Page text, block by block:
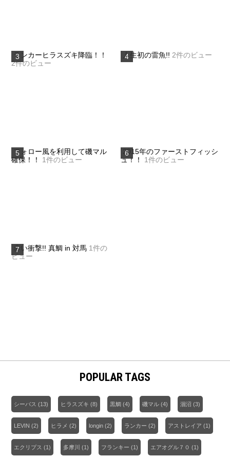
ランカーヒラスズキ降臨！！
2件のビュー
人生初の雷魚!! 2件のビュー
フォロー風を利用して磯マル
確保！！
1件のビュー
2015年のファーストフィッシ
ュ！！
1件のビュー
赤い衝撃!! 真鯛 in 対馬 1件の
ビュー
POPULAR TAGS
シーバス (13) ヒラスズキ (8) 黒鯛 (4) 磯マル (4) 涸沼 (3)
LEVIN (2) ヒラメ (2) longin (2) ランカー (2) アストレイア (1)
エクリプス (1) 多摩川 (1) フランキー (1) エアオグル７０ (1)